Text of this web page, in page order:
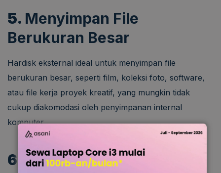
5. Menyimpan File
Berukuran Besar
Hardisk eksternal ideal untuk menyimpan file
berukuran besar, seperti film, koleksi foto, software,
atau file kerja proyek kreatif, yang mungkin tidak
cukup diakomodasi oleh penyimpanan internal
komputer.
6. Penggunaan Sebagai